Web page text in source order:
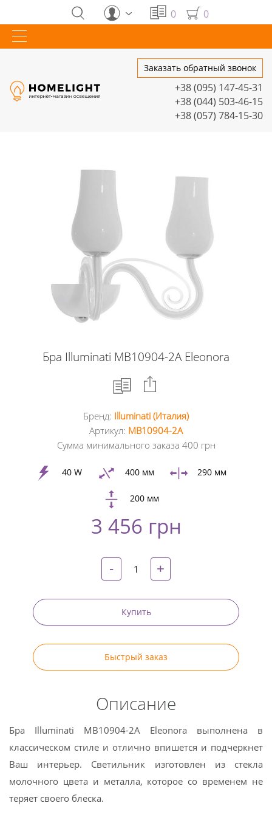
0 0
Заказать обратный звонок
+38 (095) 147-45-31
+38 (044) 503-46-15
+38 (057) 784-15-30
Бра Illuminati MB10904-2A Eleonora
Facebook
+
Twitter
Pinterest
Бренд: Illuminati (Италия)
Артикул: MB10904-2A
Сумма минимального заказа 400 грн
40 W 400 мм 290 мм
200 мм
3 456 грн
- +
Купить
Быстрый заказ
Описание
Бра Illuminati MB10904-2A Eleonora выполнена в
классическом стиле и отлично впишется и подчеркнет
Ваш интерьер. Светильник изготовлен из стекла
молочного цвета и металла, которое со временем не
теряет своего блеска.